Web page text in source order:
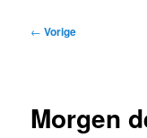
Bericht
← Vorige
Morgen